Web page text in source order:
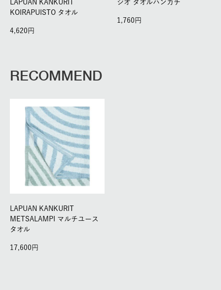
LAPUAN KANKURIT
KOIRAPUISTO タオル
4,620
ジオ タオルハンカチ
1,760
RECOMMEND
LAPUAN KANKURIT
METSALAMPI マルチユース
タオル
17,600